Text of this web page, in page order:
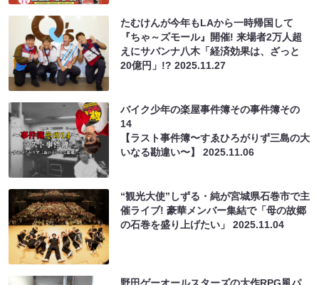
たむけんが今年もLAから一時帰国して
『ちゃ～ズモール』開催! 来場者2万人超
えにサバンナ八木「経済効果は、ざっと
20億円」!?2025.11.27
バイク少年の楽屋事件簿その事件簿その
14
【ラスト事件簿〜すゑひろがりず三島の大
いなる勘違い〜】2025.11.06
“観光大使”しずる・純が宮城県石巻市で主
催ライブ! 豪華メンバー集結で「母の故郷
の石巻を盛り上げたい」2025.11.04
野田ゲーオールスターズの大作RPG風パ